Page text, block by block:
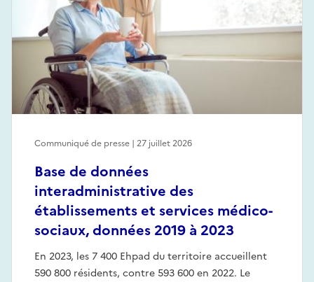
Base de données
interadministrative des
établissements et services médico-
sociaux, données 2019 à 2023
En 2023, les 7 400 Ehpad du territoire accueillent
590 800 résidents, contre 593 600 en 2022. Le
Communiqué de presse | 27 juillet 2026